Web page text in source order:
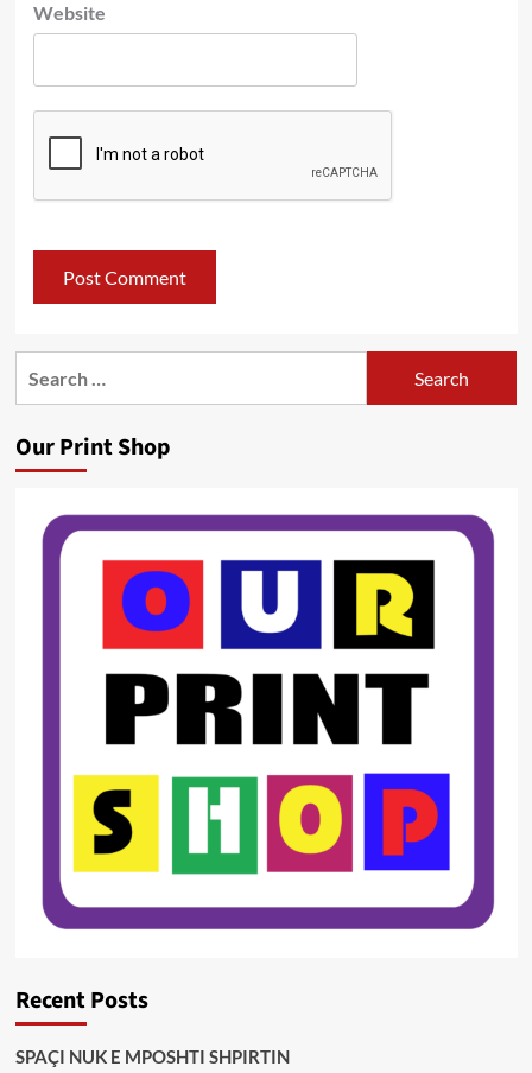
Website
Our Print Shop
Recent Posts
SPAÇI NUK E MPOSHTI SHPIRTIN